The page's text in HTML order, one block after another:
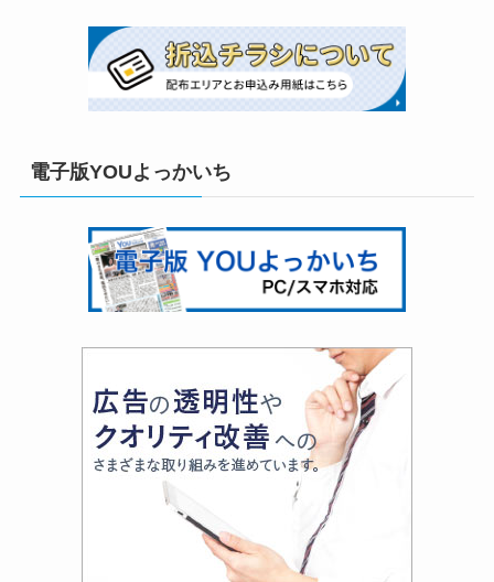
電子版YOUよっかいち